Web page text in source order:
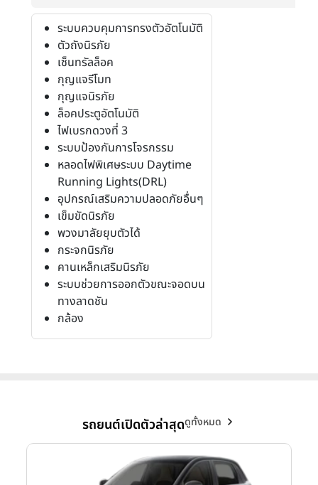
ระบบควบคุมการทรงตัวอัตโนมัติ
ตัวถังนิรภัย
เซ็นทรัลล็อค
กุญแจรีโมท
กุญแจนิรภัย
ล็อคประตูอัตโนมัติ
ไฟเบรกดวงที่ 3
ระบบป้องกันการโจรกรรม
หลอดไฟพิเศษระบบ Daytime
Running Lights(DRL)
อุปกรณ์เสริมความปลอดภัยอื่นๆ
เข็มขัดนิรภัย
พวงมาลัยยุบตัวได้
กระจกนิรภัย
คานเหล็กเสริมนิรภัย
ระบบช่วยการออกตัวขณะจอดบน
ทางลาดชัน
กล้อง
รถยนต์เปิดตัวล่าสุดดูทั้งหมด